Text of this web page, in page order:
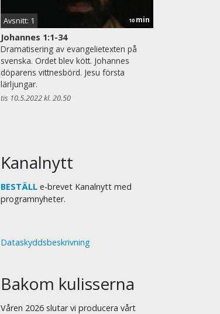
Avsnitt: 1 10 min
Johannes 1:1-34
Dramatisering av evangelietexten på
svenska. Ordet blev kött. Johannes
döparens vittnesbörd. Jesu första
lärljungar.
tis 10.5.2022 kl. 20.50
Kanalnytt
BESTÄLL e-brevet Kanalnytt med
programnyheter.
Dataskyddsbeskrivning
Bakom kulisserna
Våren 2026 slutar vi producera vårt